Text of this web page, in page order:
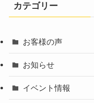
カテゴリー
お客様の声
お知らせ
イベント情報